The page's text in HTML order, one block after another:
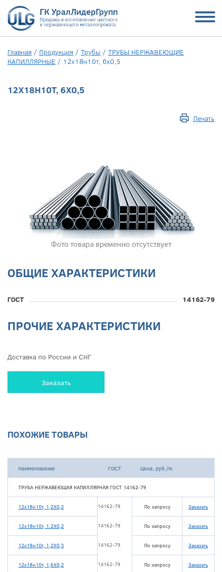
Главная / Продукция / Трубы / ТРУБЫ НЕРЖАВЕЮЩИЕ
КАПИЛЛЯРНЫЕ / 12х18н10т, 6х0,5
12Х18Н10Т, 6Х0,5
Печать
ОБЩИЕ ХАРАКТЕРИСТИКИ
ГОСТ 14162-79
ПРОЧИЕ ХАРАКТЕРИСТИКИ
Доставка по России и СНГ
Заказать
ПОХОЖИЕ ТОВАРЫ
Наименование ГОСТ Цена, руб./м.
ТРУБА НЕРЖАВЕЮЩАЯ КАПИЛЛЯРНАЯ ГОСТ 14162-79
12х18н10т, 1,2Х0,2 14162-79 По запросу Заказать
12х18н10т, 1.2Х0,2 14162-79 По запросу Заказать
12х18н10т, 1,2Х0,3 14162-79 По запросу Заказать
12х18н10т, 1,6Х0,2 14162-79 По запросу Заказать